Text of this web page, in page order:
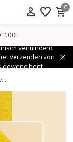
0
100!
verminderd
verzenden van
gewend bent.